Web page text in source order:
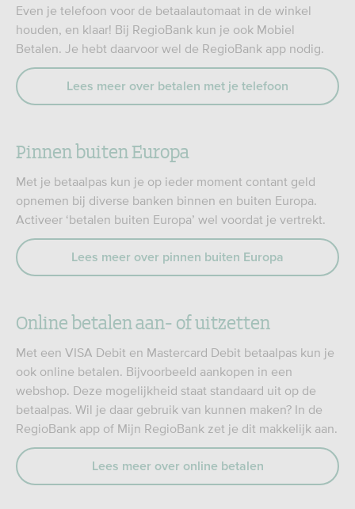
Even je telefoon voor de betaalautomaat in de winkel
houden, en klaar! Bij RegioBank kun je ook Mobiel
Betalen. Je hebt daarvoor wel de RegioBank app nodig.
Lees meer over betalen met je telefoon
Pinnen buiten Europa
Met je betaalpas kun je op ieder moment contant geld
opnemen bij diverse banken binnen en buiten Europa.
Activeer ‘betalen buiten Europa’ wel voordat je vertrekt.
Lees meer over pinnen buiten Europa
Online betalen aan- of uitzetten
Met een VISA Debit en Mastercard Debit betaalpas kun je
ook online betalen. Bijvoorbeeld aankopen in een
webshop. Deze mogelijkheid staat standaard uit op de
betaalpas. Wil je daar gebruik van kunnen maken? In de
RegioBank app of Mijn RegioBank zet je dit makkelijk aan.
Lees meer over online betalen